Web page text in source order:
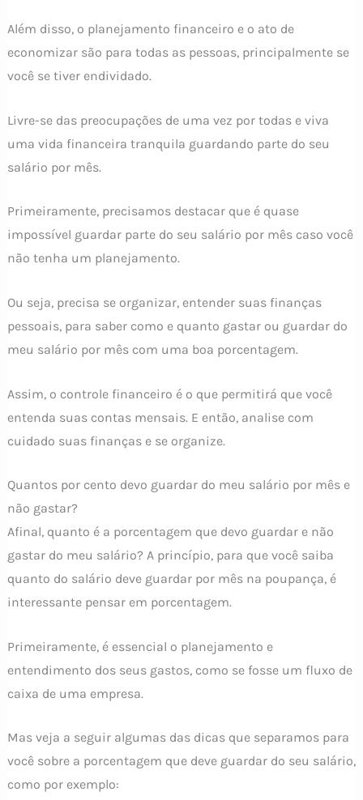
Além disso, o planejamento financeiro e o ato de
economizar são para todas as pessoas, principalmente se
você se tiver endividado.
Livre-se das preocupações de uma vez por todas e viva
uma vida financeira tranquila guardando parte do seu
salário por mês.
Primeiramente, precisamos destacar que é quase
impossível guardar parte do seu salário por mês caso você
não tenha um planejamento.
Ou seja, precisa se organizar, entender suas finanças
pessoais, para saber como e quanto gastar ou guardar do
meu salário por mês com uma boa porcentagem.
Assim, o controle financeiro é o que permitirá que você
entenda suas contas mensais. E então, analise com
cuidado suas finanças e se organize.
Quantos por cento devo guardar do meu salário por mês e
não gastar?
Afinal, quanto é a porcentagem que devo guardar e não
gastar do meu salário? A princípio, para que você saiba
quanto do salário deve guardar por mês na poupança, é
interessante pensar em porcentagem.
Primeiramente, é essencial o planejamento e
entendimento dos seus gastos, como se fosse um fluxo de
caixa de uma empresa.
Mas veja a seguir algumas das dicas que separamos para
você sobre a porcentagem que deve guardar do seu salário,
como por exemplo: